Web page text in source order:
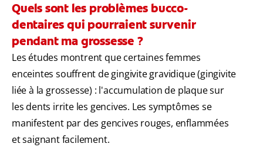
Quels sont les problèmes bucco-
dentaires qui pourraient survenir
pendant ma grossesse ?
Les études montrent que certaines femmes
enceintes souffrent de gingivite gravidique (gingivite
liée à la grossesse) : l'accumulation de plaque sur
les dents irrite les gencives. Les symptômes se
manifestent par des gencives rouges, enflammées
et saignant facilement.